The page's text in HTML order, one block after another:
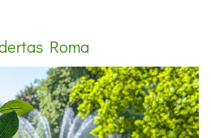
Roma